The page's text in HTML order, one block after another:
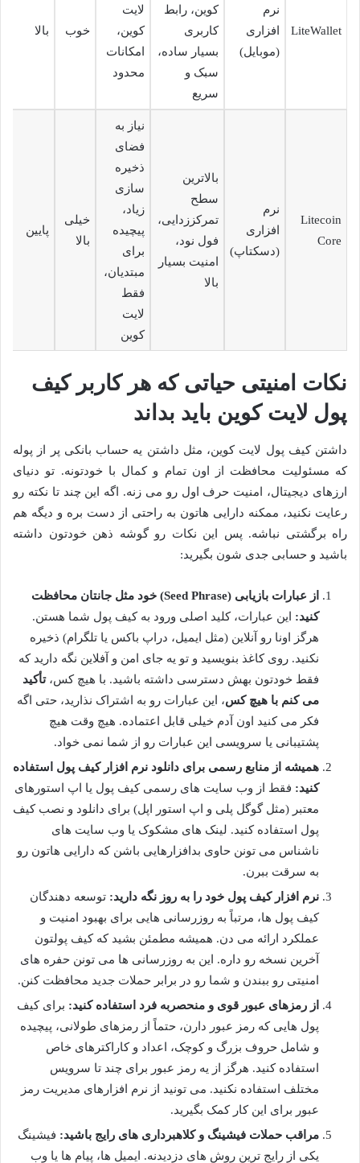
LiteWallet
نرم
افزاری
(موبایل)
کوین، رابط
کاربری
بسیار ساده،
سبک و
سریع
لایت
کوین،
امکانات
محدود
خوب بالا
Litecoin
Core
نرم
افزاری
(دسکتاپ)
بالاترین
سطح
تمرکززدایی،
فول نود،
امنیت بسیار
بالا
نیاز به
فضای
ذخیره
سازی
زیاد،
پیچیده
برای
مبتدیان،
فقط
لایت
کوین
خیلی
بالا
پایین
نکات امنیتی حیاتی که هر کاربر کیف
پول لایت کوین باید بداند
داشتن کیف پول لایت کوین، مثل داشتن یه حساب بانکی پر از پوله
که مسئولیت محافظت از اون تمام و کمال با خودتونه. تو دنیای
ارزهای دیجیتال، امنیت حرف اول رو می زنه. اگه این چند تا نکته رو
رعایت نکنید، ممکنه دارایی هاتون به راحتی از دست بره و دیگه هم
راه برگشتی نباشه. پس این نکات رو گوشه ذهن خودتون داشته
باشید و حسابی جدی شون بگیرید:
از عبارات بازیابی (Seed Phrase) خود مثل جانتان محافظت
کنید: این عبارات، کلید اصلی ورود به کیف پول شما هستن.
هرگز اونا رو آنلاین (مثل ایمیل، دراپ باکس یا تلگرام) ذخیره
نکنید. روی کاغذ بنویسید و تو یه جای امن و آفلاین نگه دارید که
فقط خودتون بهش دسترسی داشته باشید. با هیچ کس،تأکید
می کنم با هیچ کس، این عبارات رو به اشتراک نذارید، حتی اگه
فکر می کنید اون آدم خیلی قابل اعتماده. هیچ وقت هیچ
پشتیبانی یا سرویسی این عبارات رو از شما نمی خواد.
همیشه از منابع رسمی برای دانلود نرم افزار کیف پول استفاده
کنید: فقط از وب سایت های رسمی کیف پول یا اپ استورهای
معتبر (مثل گوگل پلی و اپ استور اپل) برای دانلود و نصب کیف
پول استفاده کنید. لینک های مشکوک یا وب سایت های
ناشناس می تونن حاوی بدافزارهایی باشن که دارایی هاتون رو
به سرقت ببرن.
نرم افزار کیف پول خود را به روز نگه دارید: توسعه دهندگان
کیف پول ها، مرتباً به روزرسانی هایی برای بهبود امنیت و
عملکرد ارائه می دن. همیشه مطمئن بشید که کیف پولتون
آخرین نسخه رو داره. این به روزرسانی ها می تونن حفره های
امنیتی رو ببندن و شما رو در برابر حملات جدید محافظت کنن.
از رمزهای عبور قوی و منحصربه فرد استفاده کنید: برای کیف
پول هایی که رمز عبور دارن، حتماً از رمزهای طولانی، پیچیده
و شامل حروف بزرگ و کوچک، اعداد و کاراکترهای خاص
استفاده کنید. هرگز از یه رمز عبور برای چند تا سرویس
مختلف استفاده نکنید. می تونید از نرم افزارهای مدیریت رمز
عبور برای این کار کمک بگیرید.
مراقب حملات فیشینگ و کلاهبرداری های رایج باشید: فیشینگ
یکی از رایج ترین روش های دزدیدنه. ایمیل ها، پیام ها یا وب